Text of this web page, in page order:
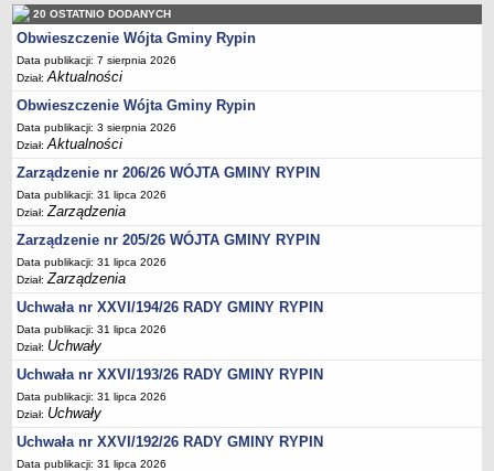
Galeria
Raporty o stanie dostępności
Wnioski
WŁADZE I STRUKTURA
Struktura organizacyjna
Rada gminy
Wójt
Urząd gminy
Jednostki organizacyjne, GOPS, Instytucja kultury, OSP
Jednostki pomocnicze - sołectwa
Plan pracy komisji rewizyjnej
Sesje Rady Gminy Rypin
PRAWO LOKALNE
Statut
Strategia rozwoju
Uchwały
Projekty uchwał
20 OSTATNIO DODANYCH
Obwieszczenie Wójta Gminy Rypin
Data publikacji: 7 sierpnia 2026
Dział:Aktualności
Obwieszczenie Wójta Gminy Rypin
Data publikacji: 3 sierpnia 2026
Dział:Aktualności
Zarządzenie nr 206/26 WÓJTA GMINY RYPIN
Data publikacji: 31 lipca 2026
Dział:Zarządzenia
Zarządzenie nr 205/26 WÓJTA GMINY RYPIN
Data publikacji: 31 lipca 2026
Dział:Zarządzenia
Uchwała nr XXVI/194/26 RADY GMINY RYPIN
Data publikacji: 31 lipca 2026
Dział: Uchwały
Uchwała nr XXVI/193/26 RADY GMINY RYPIN
Data publikacji: 31 lipca 2026
Dział: Uchwały
Uchwała nr XXVI/192/26 RADY GMINY RYPIN
Data publikacji: 31 lipca 2026